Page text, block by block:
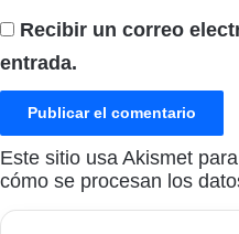
Recibir un correo
entrada.
Este sitio usa Akismet
cómo se procesan los